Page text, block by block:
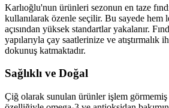
Karlıoğlu'nun ürünleri sezonun en taze
kullanılarak özenle seçilir. Bu sayede hem
açısından yüksek standartlar yakalanır.
yapılarıyla çay saatlerinize ve atıştırmalık
dokunuş katmaktadır.
Sağlıklı ve Doğal
Çiğ olarak sunulan ürünler işlem görmemiş